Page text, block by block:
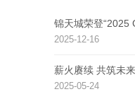
锦天城荣登“2025
2025-12-16
薪火赓续 共筑未
2025-05-24